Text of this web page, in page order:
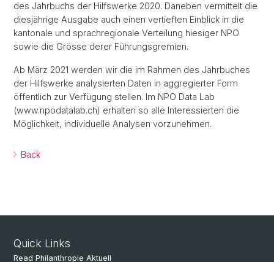
des Jahrbuchs der Hilfswerke 2020. Daneben vermittelt die
diesjährige Ausgabe auch einen vertieften Einblick in die
kantonale und sprachregionale Verteilung hiesiger NPO
sowie die Grösse derer Führungsgremien.
Ab März 2021 werden wir die im Rahmen des Jahrbuches
der Hilfswerke analysierten Daten in aggregierter Form
öffentlich zur Verfügung stellen. Im NPO Data Lab
(www.npodatalab.ch) erhalten so alle Interessierten die
Möglichkeit, individuelle Analysen vorzunehmen.
Back
Quick Links
Read Philanthropie Aktuell